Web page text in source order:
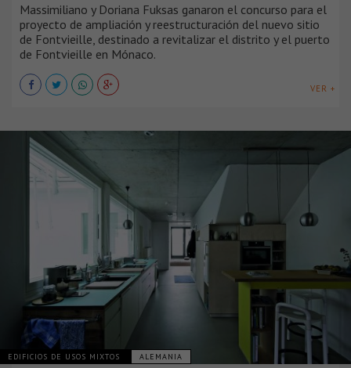
Massimiliano y Doriana Fuksas ganaron el concurso para el
proyecto de ampliación y reestructuración del nuevo sitio
de Fontvieille, destinado a revitalizar el distrito y el puerto
de Fontvieille en Mónaco.
VER +
EDIFICIOS DE USOS MIXTOS ALEMANIA